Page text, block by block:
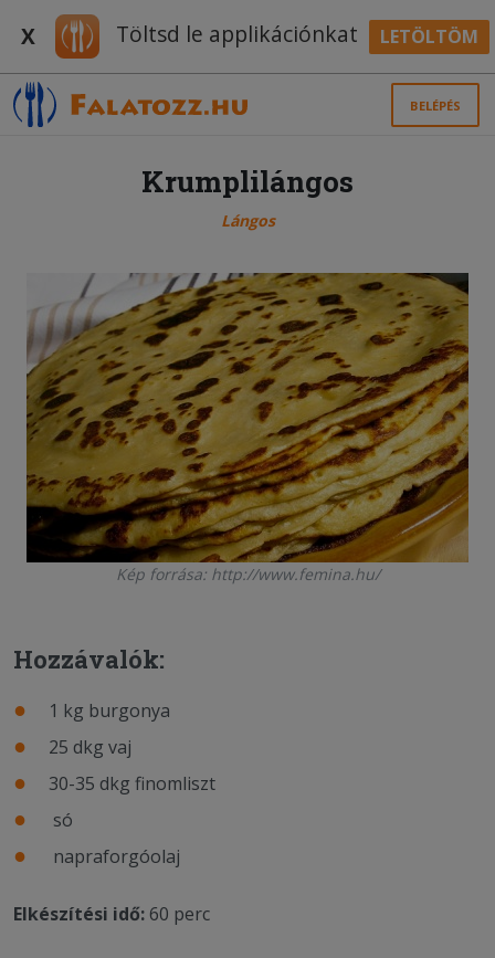
X Töltsd le applikációnkat LETÖLTÖM
BELÉPÉS
Krumplilángos
Lángos
Kép forrása: http://www.femina.hu/
Hozzávalók:
1 kg burgonya
25 dkg vaj
30-35 dkg finomliszt
só
napraforgóolaj
Elkészítési idő: 60 perc